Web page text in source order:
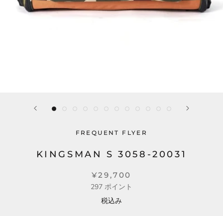
FREQUENT FLYER
KINGSMAN S 3058-20031
¥29,700
297 ポイント
税込み